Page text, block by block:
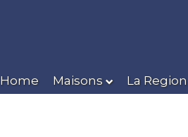
Home Maisons La Region